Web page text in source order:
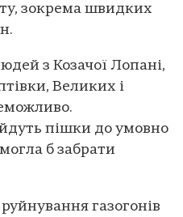
зокрема швидких
з Козачої Лопані,
Великих і
пішки до умовно
б забрати
газогонів